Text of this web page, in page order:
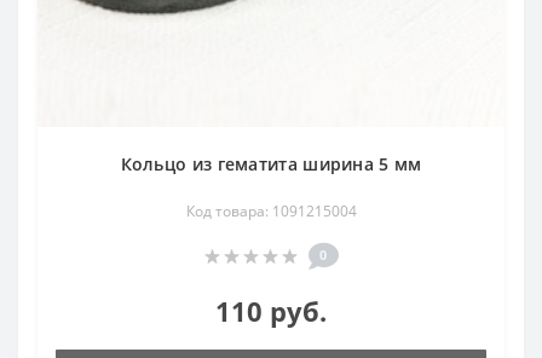
Кольцо из гематита ширина 5 мм
Код товара: 1091215004
0
110 руб.